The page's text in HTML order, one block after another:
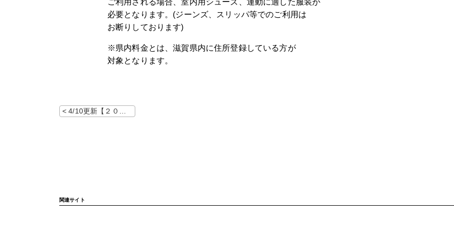
ご利用される場合、室内用シューズ、運動に適した服装が
必要となります。(ジーンズ、スリッパ等でのご利用は
お断りしております)
※県内料金とは、滋賀県内に住所登録している方が
対象となります。
関連サイト